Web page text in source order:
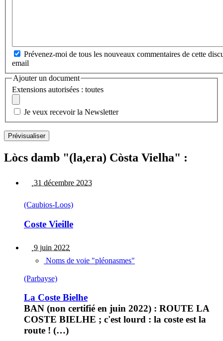
Prévenez-moi de tous les nouveaux commentaires de cette
email
Ajouter un document
Extensions autorisées : toutes
Je veux recevoir la Newsletter
Lòcs damb "(la,era) Còsta Vielha" :
31 décembre 2023
(Caubios-Loos)
Coste Vieille
9 juin 2022
Noms de voie "pléonasmes"
(Parbayse)
La Coste Bielhe
BAN (non certifié en juin 2022) : ROUTE LA
COSTE BIELHE ; c'est lourd : la coste est la
route ! (…)